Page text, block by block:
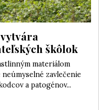
škôlok
materiálom
zavlečenie
a patogénov...